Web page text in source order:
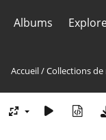
Albums
Accueil/Collections de